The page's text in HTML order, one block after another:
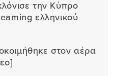
την Κύπρο
ελληνικού
στον αέρα